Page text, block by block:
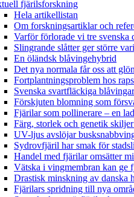
fjärilsforskning
Hela artikellistan
Om forskningsartiklar och
Varför förlorade vi tre svenska
Slingrande slåtter ger större
En öländsk blåvingehybrid
Det nya normala får oss att
Fortplantningsproblem hos
Svenska svartfläckiga
Förskjuten blomning som
Fjärilar som pollinerare – en
Färg, storlek och genetik
UV-ljus avslöjar
Sydrovfjäril har smak för
Handel med fjärilar omsätter
Vätska i vingmembran kan ge
Drastisk minskning av danska
Fjärilars spridning till nya